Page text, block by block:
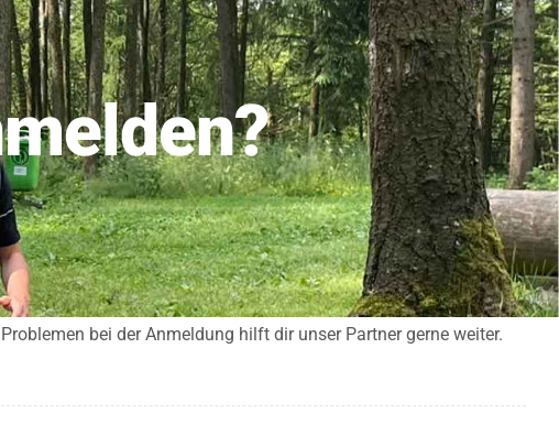
bei der Anmeldung hilft dir unser Partner gerne weiter.